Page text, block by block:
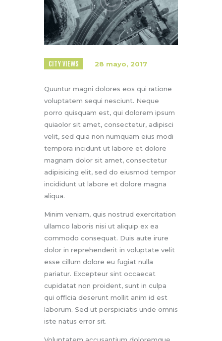
CITY VIEWS 28 mayo, 2017
Quuntur magni dolores eos qui ratione
voluptatem sequi nesciunt. Neque
porro quisquam est, qui dolorem ipsum
quiaolor sit amet, consectetur, adipisci
velit, sed quia non numquam eius modi
tempora incidunt ut labore et dolore
magnam dolor sit amet, consectetur
adipisicing elit, sed do eiusmod tempor
incididunt ut labore et dolore magna
aliqua.
Minim veniam, quis nostrud exercitation
ullamco laboris nisi ut aliquip ex ea
commodo consequat. Duis aute irure
dolor in reprehenderit in voluptate velit
esse cillum dolore eu fugiat nulla
pariatur. Excepteur sint occaecat
cupidatat non proident, sunt in culpa
qui officia deserunt mollit anim id est
laborum. Sed ut perspiciatis unde omnis
iste natus error sit.
Voluptatem accusantium doloremque